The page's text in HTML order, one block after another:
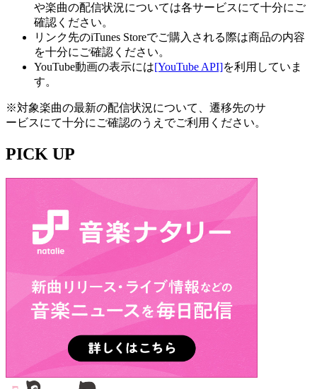
や楽曲の配信状況については各サービスにて十分にご
確認ください。
リンク先のiTunes Storeでご購入される際は商品の内容
を十分にご確認ください。
YouTube動画の表示には[YouTube API]を利用していま
す。
※対象楽曲の最新の配信状況について、遷移先のサ
ービスにて十分にご確認のうえでご利用ください。
PICK UP